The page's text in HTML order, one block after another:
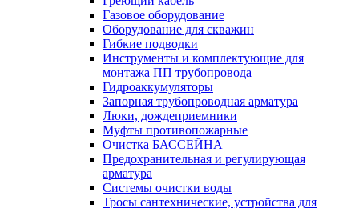
Газовое оборудование
Оборудование для скважин
Гибкие подводки
Инструменты и комплектующие для
монтажа ПП трубопровода
Гидроаккумуляторы
Запорная трубопроводная арматура
Люки, дождеприемники
Муфты противопожарные
Очистка БАССЕЙНА
Предохранительная и регулирующая
арматура
Системы очистки воды
Тросы сантехнические, устройства для